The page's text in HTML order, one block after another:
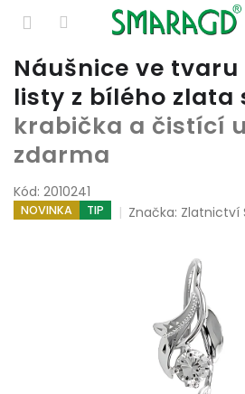
Přejít
obsah
Náušnice ve
listy z bílého zlata
krabička a čistící
zdarma
Kód: 2010241
NOVINKA TIP Značka: Zlatnictví